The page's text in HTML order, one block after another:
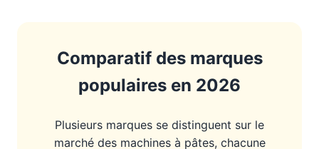
Comparatif des marques
populaires en 2026
Plusieurs marques se distinguent sur le
marché des machines à pâtes, chacune